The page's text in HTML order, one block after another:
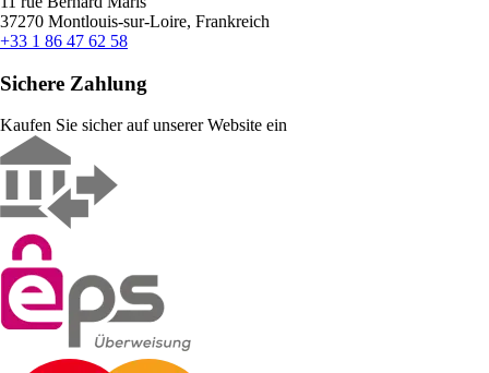
37270 Montlouis-sur-Loire, Frankreich
+33 1 86 47 62 58
Sichere Zahlung
Kaufen Sie sicher auf unserer Website ein